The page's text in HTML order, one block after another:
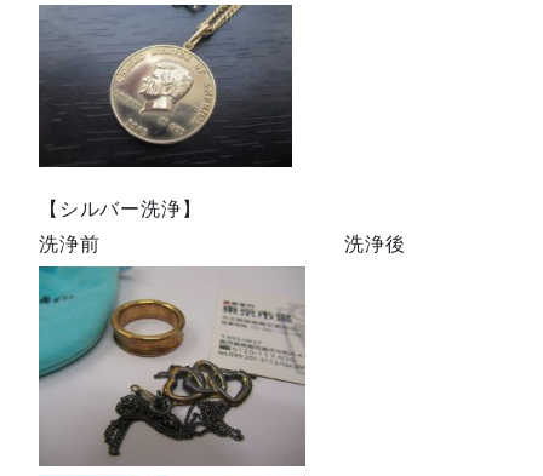
【シルバー洗浄】
洗浄前 洗浄後